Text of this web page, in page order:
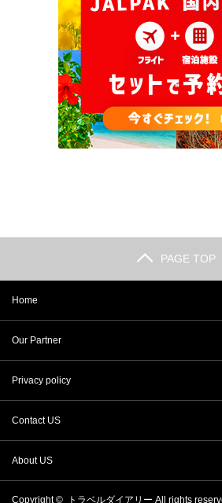
PAGE TOP
Home
Our Partner
Privacy policy
Contact US
About US
Copyright © トラベルダイアリー All rights